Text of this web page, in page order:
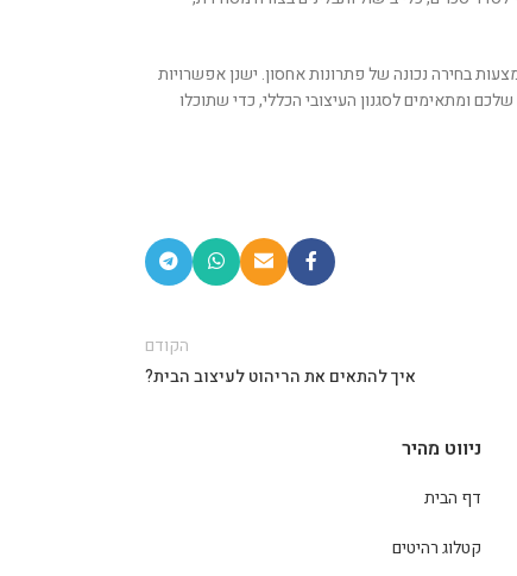
בחירה נכונה של פתרונות אחסון. ישנן אפשרויות
ומתאימים לסגנון העיצובי הכללי, כדי שתוכלו
הקודם
איך להתאים את הריהוט לעיצוב הבית?
ניווט מהיר
דף הבית
קטלוג רהיטים